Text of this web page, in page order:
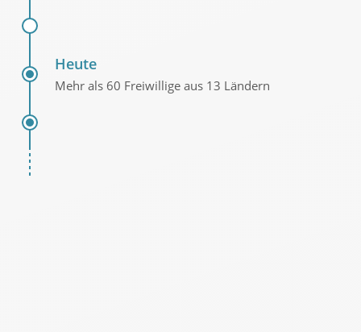
Heute
Mehr als 60 Freiwillige aus 13 Ländern